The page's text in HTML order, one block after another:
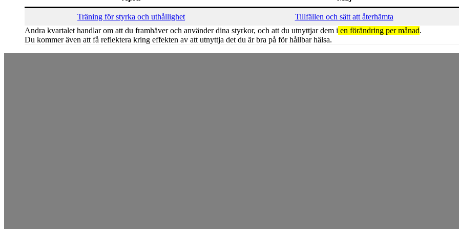
Träning för styrka och uthållighet Tillfällen och sätt att återhämta
Andra kvartalet handlar om att du framhäver och använder dina styrkor, och att du utnyttjar dem i en förändring per månad.
Du kommer även att få reflektera kring effekten av att utnyttja det du är bra på för hållbar hälsa.